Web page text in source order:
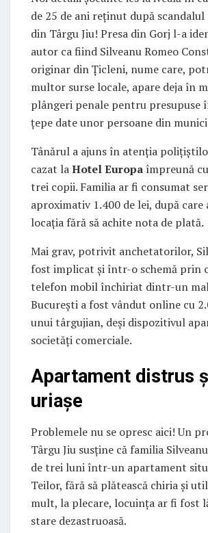
de 25 de ani reținut după
din Târgu Jiu! Presa din Gorj l-a
autor ca fiind Silveanu Romeo
originar din Țicleni, nume care,
multor surse locale, apare deja în
plângeri penale pentru presupuse
țepe date unor persoane din
Tânărul a ajuns în atenția
cazat laHotel Europa împreună
trei copii. Familia ar fi consumat
aproximativ 1.400 de lei, după
locația fără să achite nota de plată.
Mai grav, potrivit anchetatorilor,
fost implicat și într-o schemă prin
telefon mobil închiriat dintr-un
București a fost vândut online cu
unui târgujian, deși dispozitivul
societăți comerciale.
Apartament distrus
uriașe
Problemele nu se opresc aici! Un
Târgu Jiu susține că familia
de trei luni într-un apartament
Teilor, fără să plătească chiria și
mult, la plecare, locuința ar fi fost
stare dezastruoasă.